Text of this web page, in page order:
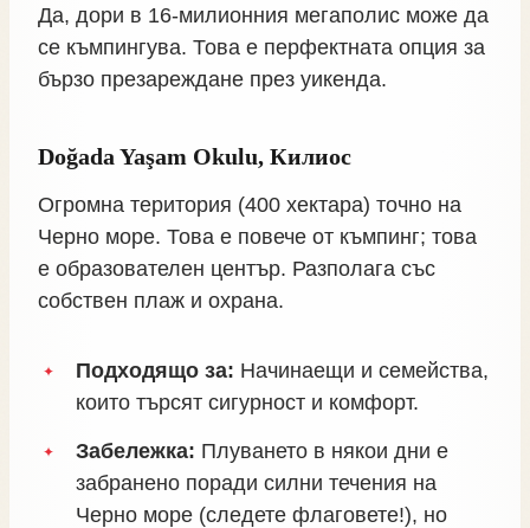
Да, дори в 16-милионния мегаполис може да
се къмпингува. Това е перфектната опция за
бързо презареждане през уикенда.
Doğada Yaşam Okulu, Килиос
Огромна територия (400 хектара) точно на
Черно море. Това е повече от къмпинг; това
е образователен център. Разполага със
собствен плаж и охрана.
Подходящо за: Начинаещи и семейства,
които търсят сигурност и комфорт.
Забележка: Плуването в някои дни е
забранено поради силни течения на
Черно море (следете флаговете!), но